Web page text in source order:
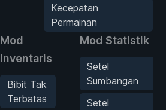
Kecepatan
Permainan
Mod
Inventaris
Bibit Tak
Terbatas
Mod Statistik
Setel
Sumbangan
Setel